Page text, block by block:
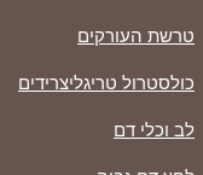
טרשת העורקים
כולסטרול טריגליצרידים
לב וכלי דם